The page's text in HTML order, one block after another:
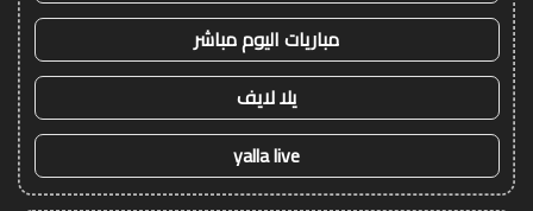
مباريات اليوم مباشر
يلا لايف
yalla live